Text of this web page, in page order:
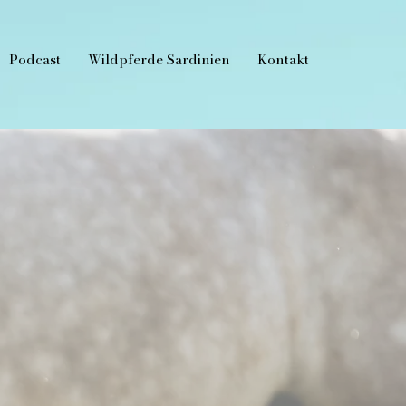
Podcast Wildpferde Sardinien Kontakt